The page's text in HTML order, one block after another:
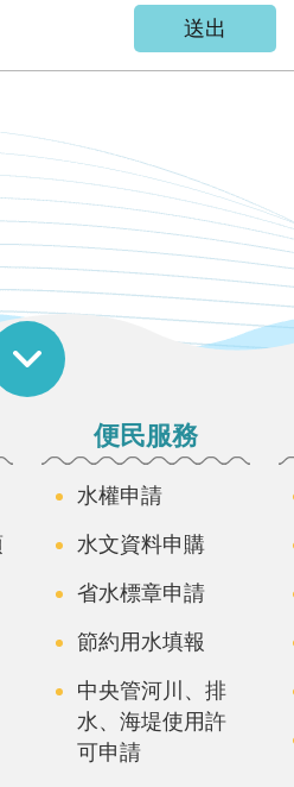
便民服務
水權申請
水文資料申購
省水標章申請
節約用水填報
中央管河川、排
水、海堤使用許
可申請